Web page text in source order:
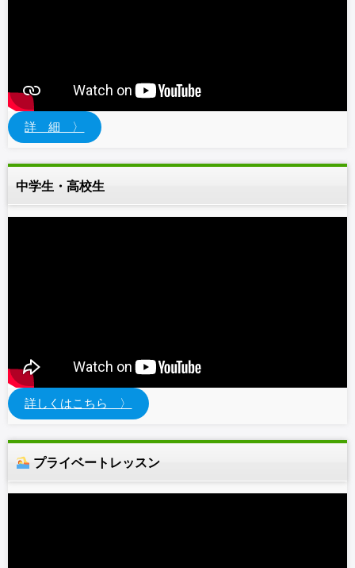
詳 細 〉
中学生・高校生
詳しくはこちら 〉
プライベートレッスン